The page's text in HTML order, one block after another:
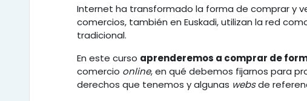
Internet ha transformado la forma de comprar y
comercios, también en Euskadi, utilizan la red
tradicional.
En este curso aprenderemos a comprar de
comercio online, en qué debemos fijarnos para
derechos que tenemos y algunas websde